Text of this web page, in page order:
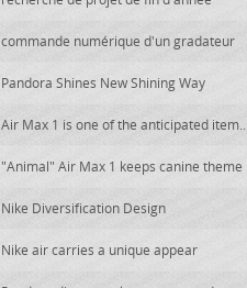
commande numérique d'un gradateur
Pandora Shines New Shining Way
Air Max 1 is one of the anticipated item..
"Animal" Air Max 1 keeps canine theme
Nike Diversification Design
Nike air carries a unique appear